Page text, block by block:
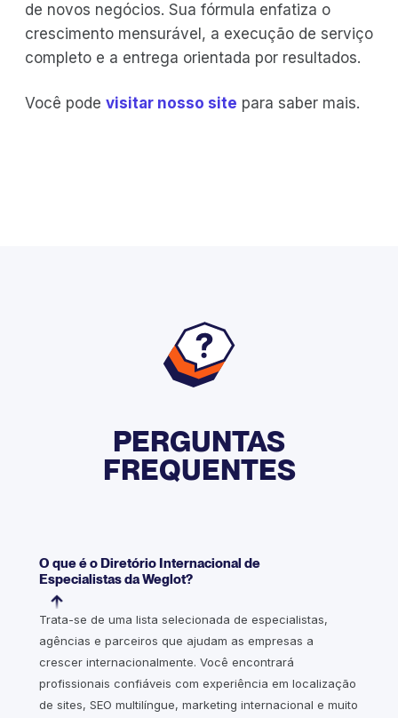
de novos negócios. Sua fórmula enfatiza o
crescimento mensurável, a execução de serviço
completo e a entrega orientada por resultados.
Você pode visitar nosso site para saber mais.
PERGUNTAS
FREQUENTES
O que é o Diretório Internacional de
Especialistas da Weglot?
Trata-se de uma lista selecionada de especialistas,
agências e parceiros que ajudam as empresas a
crescer internacionalmente. Você encontrará
profissionais confiáveis com experiência em localização
de sites, SEO multilíngue, marketing internacional e muito